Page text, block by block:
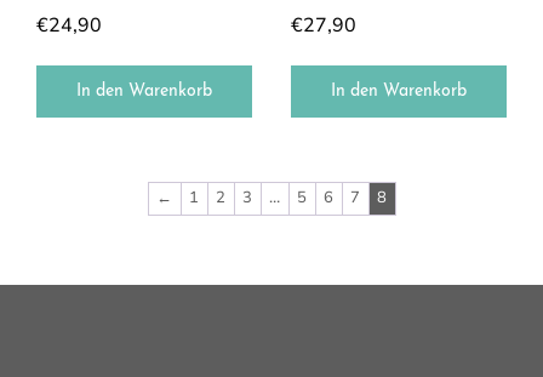
€24,90
In den Warenkorb
€27,90
In den Warenkorb
← 1 2 3 … 5 6 7 8